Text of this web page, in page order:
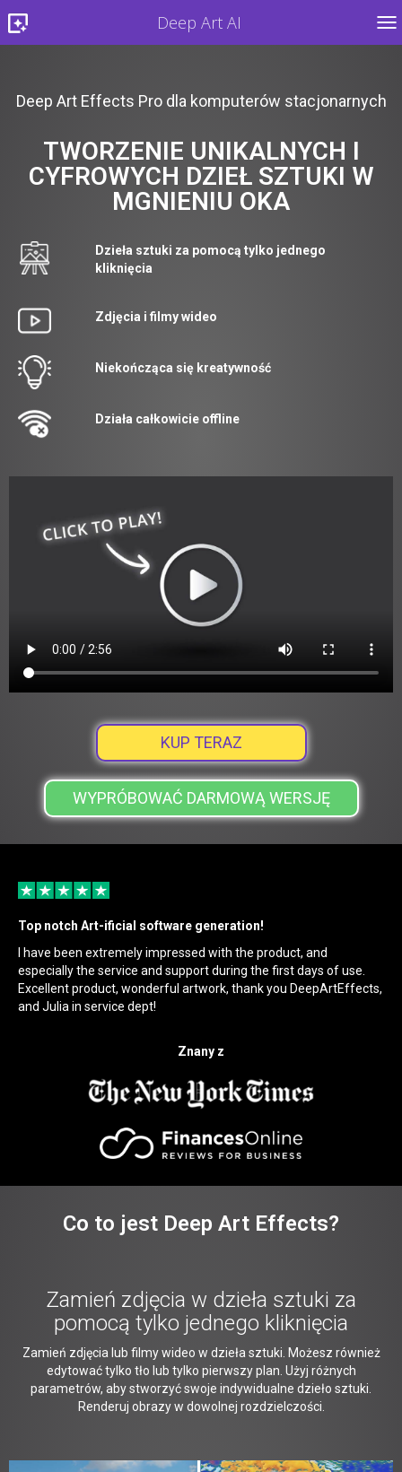
Deep Art AI
Deep Art Effects Pro dla komputerów stacjonarnych
TWORZENIE UNIKALNYCH I
CYFROWYCH DZIEŁ SZTUKI W
MGNIENIU OKA
Dzieła sztuki za pomocą tylko jednego
kliknięcia
Zdjęcia i filmy wideo
Niekończąca się kreatywność
Działa całkowicie offline
KUP TERAZ
WYPRÓBOWAĆ DARMOWĄ WERSJĘ
Top notch Art-ificial software generation!
I have been extremely impressed with the product, and
especially the service and support during the first days of use.
Excellent product, wonderful artwork, thank you DeepArtEffects,
and Julia in service dept!
Znany z
Co to jest Deep Art Effects?
Zamień zdjęcia w dzieła sztuki za
pomocą tylko jednego kliknięcia
Zamień zdjęcia lub filmy wideo w dzieła sztuki. Możesz również
edytować tylko tło lub tylko pierwszy plan. Użyj różnych
parametrów, aby stworzyć swoje indywidualne dzieło sztuki.
Renderuj obrazy w dowolnej rozdzielczości.